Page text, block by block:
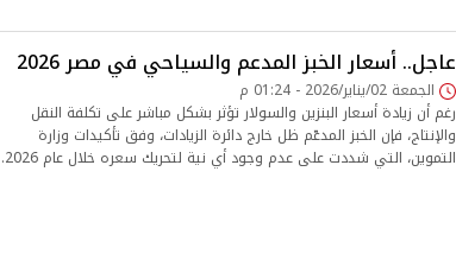
عاجل.. أسعار الخبز المدعم والسياحي في مصر 2026
الجمعة 02/يناير/2026 - 01:24 م
رغم أن زيادة أسعار البنزين والسولار تؤثر بشكل مباشر على تكلفة النقل
والإنتاج، فإن الخبز المدعّم ظل خارج دائرة الزيادات، وفق تأكيدات وزارة
التموين، التي شددت على عدم وجود أي نية لتحريك سعره خلال عام 2026.